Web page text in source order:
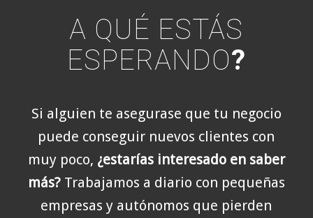
A QUÉ ESTÁS
ESPERANDO?
Si alguien te asegurase que tu negocio
puede conseguir nuevos clientes con
muy poco, ¿estarías interesado en saber
más?Trabajamos a diario con pequeñas
empresas y autónomos que pierden